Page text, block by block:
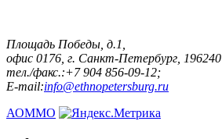
Площадь Победы, д.1,
офис 0176, г. Санкт-Петербург, 196240
тел./факс.:+7 904 856-09-12;
E-mail:info@ethnopetersburg.ru
АОММО